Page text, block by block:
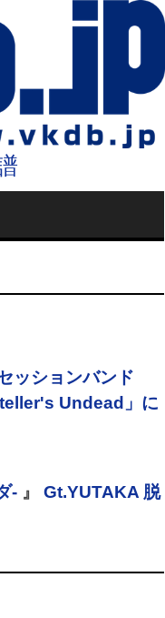
ッションバンド
Undead」に
-』 Gt.YUTAKA 脱